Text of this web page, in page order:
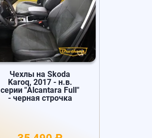
Чехлы на Skoda
Karoq, 2017 - н.в.
серии "Alcantara Full"
- черная строчка